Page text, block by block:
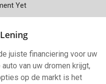
Yet
juiste financiering voor uw
van uw dromen krijgt,
op de markt is het